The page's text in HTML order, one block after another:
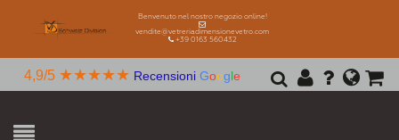
Benvenuto nel nostro negozio online!
vendite@vetreriadimensionevetro.com
+39 0163 560432
4,9/5 ★★★★★ Recensioni Google